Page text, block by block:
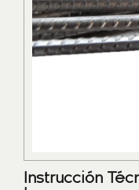
Instrucción